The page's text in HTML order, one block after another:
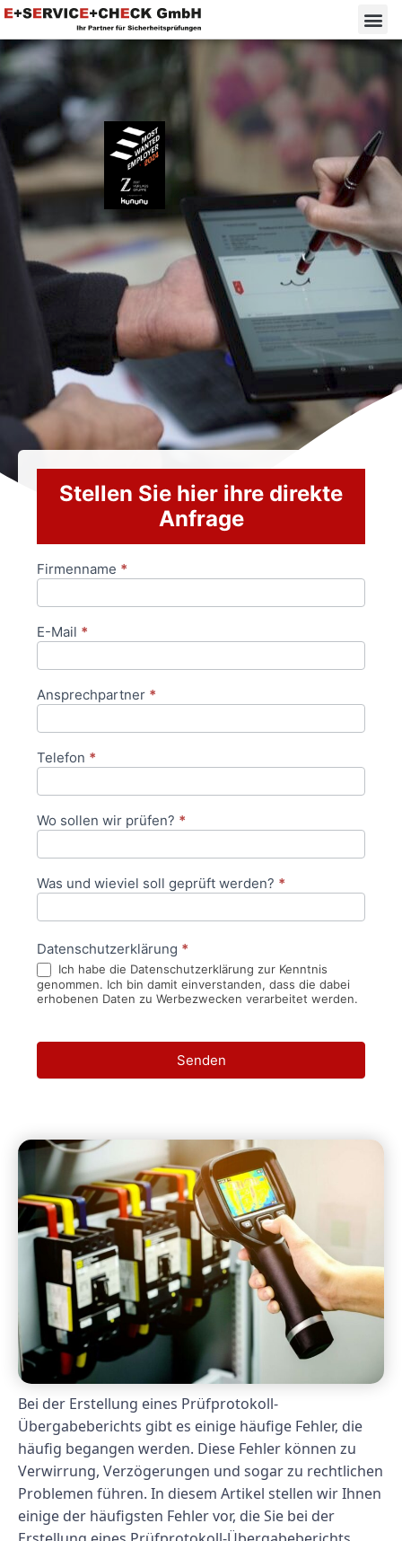
Stellen Sie hier ihre direkte
Anfrage
Anfrageformular
Firmenname *
E-Mail *
Ansprechpartner *
Telefon *
Wo sollen wir prüfen? *
Was und wieviel soll geprüft werden? *
Datenschutzerklärung *
Ich habe die Datenschutzerklärung zur Kenntnis
genommen. Ich bin damit einverstanden, dass die dabei
erhobenen Daten zu Werbezwecken verarbeitet werden.
Senden
Bei der Erstellung eines Prüfprotokoll-
Übergabeberichts gibt es einige häufige Fehler, die
häufig begangen werden. Diese Fehler können zu
Verwirrung, Verzögerungen und sogar zu rechtlichen
Problemen führen. In diesem Artikel stellen wir Ihnen
einige der häufigsten Fehler vor, die Sie bei der